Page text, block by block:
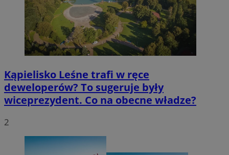
Kąpielisko Leśne trafi w ręce
deweloperów? To sugeruje były
wiceprezydent. Co na obecne władze?
2